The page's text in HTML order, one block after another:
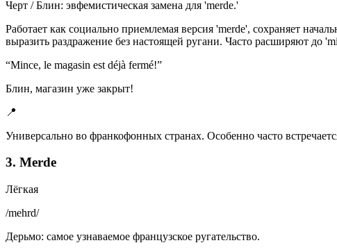
Черт / Блин: эвфемистическая замена для 'merde.'
Работает как социально приемлемая версия 'merde', сохраняет
выразить раздражение без настоящей ругани. Часто расширяют до
“Mince, le magasin est déjà fermé!”
Блин, магазин уже закрыт!
📍
Универсально во франкофонных странах. Особенно часто
3. Merde
Лёгкая
/mehrd/
Дерьмо: самое узнаваемое французское ругательство.